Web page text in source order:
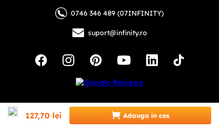
127,70 lei Adauga in cos
0746 346 489 (07INFINITY)
suport@infinity.ro
Copyright © 2026 - Toate drepturile rezervate